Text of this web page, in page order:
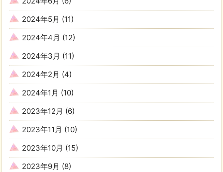
2024年5月 (11)
2024年4月 (12)
2024年3月 (11)
2024年2月 (4)
2024年1月 (10)
2023年12月 (6)
2023年11月 (10)
2023年10月 (15)
2023年9月 (8)